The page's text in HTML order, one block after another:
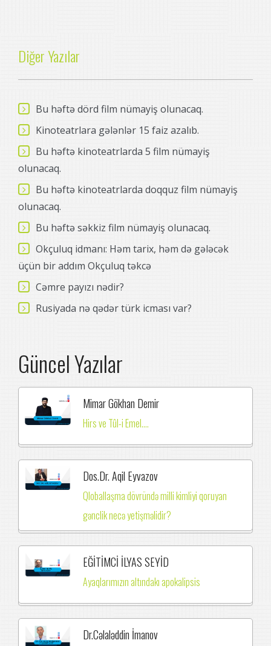
Diğer Yazılar
Bu həftə dörd film nümayiş olunacaq.
Kinoteatrlara gələnlər 15 faiz azalıb.
Bu həftə kinoteatrlarda 5 film nümayiş
olunacaq.
Bu həftə kinoteatrlarda doqquz film nümayiş
olunacaq.
Bu həftə səkkiz film nümayiş olunacaq.
Okçuluq idmanı: Həm tarix, həm də gələcək
üçün bir addım Okçuluq təkcə
Cəmre payızı nədir?
Rusiyada nə qədər türk icması var?
Güncel Yazılar
Mimar Gökhan Demir
Hirs ve Tûl-i Emel....
Dos.Dr. Aqil Eyvazov
Qloballaşma dövründə milli kimliyi qoruyan
gənclik necə yetişməlidir?
EĞİTİMCİ İLYAS SEYİD
Ayaqlarımızın altındakı apokalipsis
Dr.Cəlaləddin İmanov